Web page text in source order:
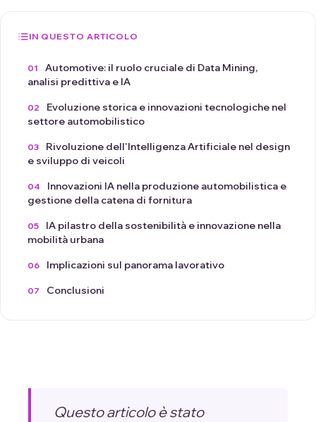
IN QUESTO ARTICOLO
Automotive: il ruolo cruciale di Data Mining,
analisi predittiva e IA
Evoluzione storica e innovazioni tecnologiche nel
settore automobilistico
Rivoluzione dell'Intelligenza Artificiale nel design
e sviluppo di veicoli
Innovazioni IA nella produzione automobilistica e
gestione della catena di fornitura
IA pilastro della sostenibilità e innovazione nella
mobilità urbana
Implicazioni sul panorama lavorativo
Conclusioni
Questo articolo è stato